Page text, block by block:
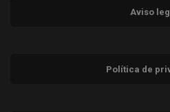
Aviso
Política de